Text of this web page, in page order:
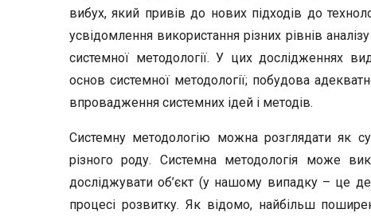
вибух, який привів до нових підходів до
усвідомлення використання різних рівнів
системної методології. У цих дослідженнях
основ системної методології; побудова
впровадження системних ідей і методів.
Системну методологію можна розглядати як
різного роду. Системна методологія може
досліджувати об’єкт (у нашому випадку – це
процесі розвитку. Як відомо, найбільш